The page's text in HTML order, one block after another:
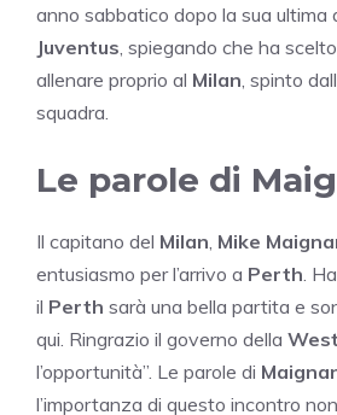
anno sabbatico dopo la sua ultima
Juventus , spiegando che ha
allenare proprio al Milan , spinto
squadra.
Le parole di
Il capitano del Milan Mike
entusiasmo per l’arrivo a Perth .
il Perth sarà una bella partita e
qui. Ringrazio il governo della
l’opportunità”. Le parole di
l’importanza di questo incontro